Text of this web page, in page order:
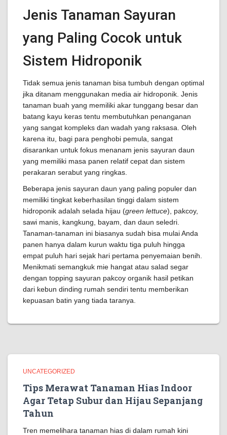
Jenis Tanaman Sayuran
yang Paling Cocok untuk
Sistem Hidroponik
Tidak semua jenis tanaman bisa tumbuh dengan optimal
jika ditanam menggunakan media air hidroponik. Jenis
tanaman buah yang memiliki akar tunggang besar dan
batang kayu keras tentu membutuhkan penanganan
yang sangat kompleks dan wadah yang raksasa. Oleh
karena itu, bagi para penghobi pemula, sangat
disarankan untuk fokus menanam jenis sayuran daun
yang memiliki masa panen relatif cepat dan sistem
perakaran serabut yang ringkas.
Beberapa jenis sayuran daun yang paling populer dan
memiliki tingkat keberhasilan tinggi dalam sistem
hidroponik adalah selada hijau (green lettuce), pakcoy,
sawi manis, kangkung, bayam, dan daun seledri.
Tanaman-tanaman ini biasanya sudah bisa mulai Anda
panen hanya dalam kurun waktu tiga puluh hingga
empat puluh hari sejak hari pertama penyemaian benih.
Menikmati semangkuk mie hangat atau salad segar
dengan topping sayuran pakcoy organik hasil petikan
dari kebun dinding rumah sendiri tentu memberikan
kepuasan batin yang tiada taranya.
UNCATEGORIZED
Tips Merawat Tanaman Hias Indoor
Agar Tetap Subur dan Hijau Sepanjang
Tahun
Tren memelihara tanaman hias di dalam rumah kini